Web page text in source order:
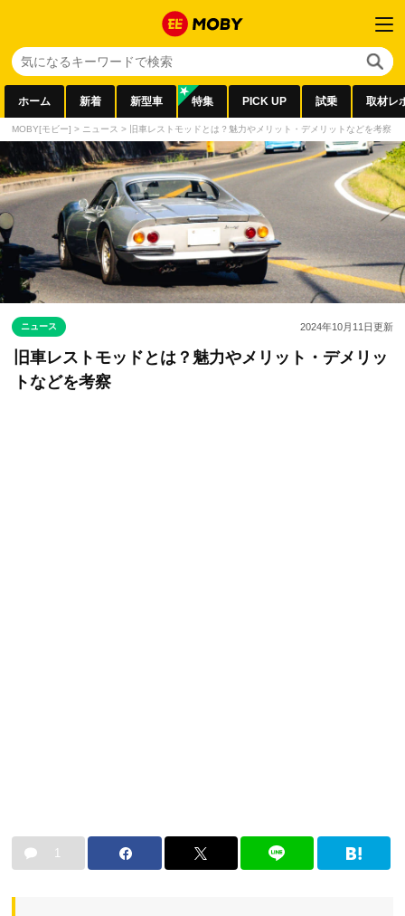
ホーム 新着 新型車 特集 PICK UP 試乗 取材レ
MOBY[モビー] > ニュース > 旧車レストモッドとは？魅力やメリット・デメリットなどを考察
ニュース 2024年10月11日更新
旧車レストモッドとは？魅力やメリット・デメリッ
トなどを考察
1